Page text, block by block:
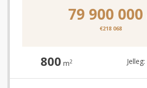
79 900 000
€218 068
800 m2 Jelleg: